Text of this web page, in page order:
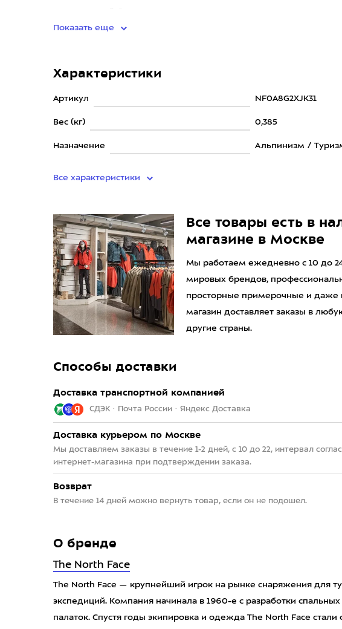
Показать еще
Характеристики
Артикул NF0A8G2XJK31
Вес (кг) 0,385
Назначение Альпинизм /
Все характеристики
Все товары есть в
магазине в Москве
Мы работаем ежедневно с 10 до
мировых брендов,
просторные примерочные и даже
магазин доставляет заказы в
другие страны.
Способы доставки
Доставка транспортной компанией
СДЭК · Почта России · Яндекс Доставка
Доставка курьером по Москве
Мы доставляем заказы в течение 1-2 дней, с 10 до 22, интервал
интернет-магазина при подтверждении заказа.
Возврат
В течение 14 дней можно вернуть товар, если он не подошел.
О бренде
The North Face
The North Face — крупнейший игрок на рынке снаряжения для
экспедиций. Компания начинала в 1960-е с разработки
палаток. Спустя годы экипировка и одежда The North Face